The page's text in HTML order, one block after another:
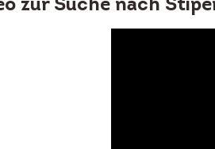
zur Suche nach